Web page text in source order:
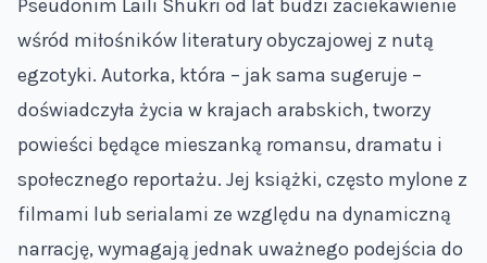
Pseudonim Laili Shukri od lat budzi zaciekawienie
wśród miłośników literatury obyczajowej z nutą
egzotyki. Autorka, która – jak sama sugeruje –
doświadczyła życia w krajach arabskich, tworzy
powieści będące mieszanką romansu, dramatu i
społecznego reportażu. Jej książki, często mylone z
filmami lub serialami ze względu na dynamiczną
narrację, wymagają jednak uważnego podejścia do